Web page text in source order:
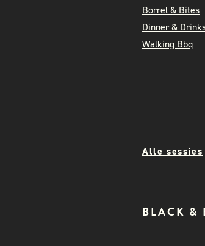
Borrel & Bites
Dinner &
Walking Bbq
Alle sessies
BLACK &